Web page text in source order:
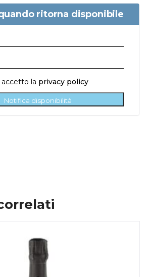
ritorna disponibile
la privacy policy
Notifica disponibilità